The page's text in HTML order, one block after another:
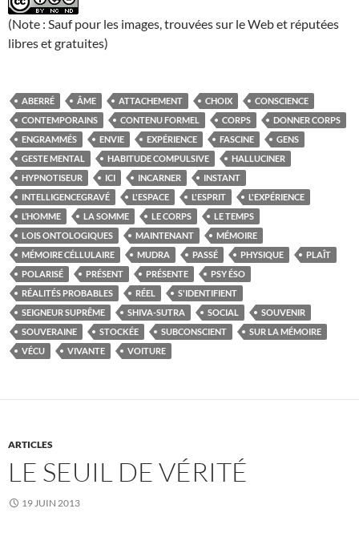
(Note : Sauf pour les images, trouvées sur le Web et réputées
libres et gratuites)
ABERRÉ ÂME ATTACHEMENT CHOIX
CONSCIENCE
CONTEMPORAINS
CONTENU FORMEL CORPS
DONNER CORPS
ENGRAMMÉS
ENVIE EXPÉRIENCE FASCINE
GENS
GESTE MENTAL
HABITUDE COMPULSIVE
HALLUCINER
HYPNOTISEUR
ICI INCARNER
INSTANT
INTELLIGENCEGRAVÉ
L'ESPACE L'ESPRIT
L'EXPÉRIENCE
L’HOMME
LA SOMME LE CORPS
LE TEMPS
LOIS ONTOLOGIQUES
MAINTENANT
MÉMOIRE
MÉMOIRE CÉLLULAIRE
MUDRA PASSÉ PHYSIQUE
PLAÎT
POLARISÉ
PRÉSENT PRÉSENTE
PSY ÉSO
RÉALITÉS PROBABLES
RÉEL
S'IDENTIFIENT
SEIGNEUR SUPRÊME
SHIVA-SUTRA SOCIAL
SOUVENIR
SOUVERAINE
STOCKÉE SUBCONSCIENT
SUR LA MÉMOIRE
VÉCU
VIVANTE VOITURE
ARTICLES
LE SEUIL DE VÉRITÉ
19 JUIN 2013